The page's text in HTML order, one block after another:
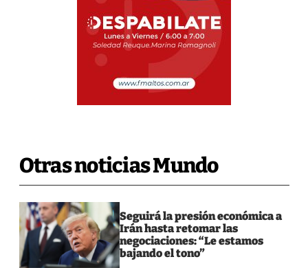
Otras noticias Mundo
Seguirá la presión económica a
Irán hasta retomar las
negociaciones: “Le estamos
bajando el tono”